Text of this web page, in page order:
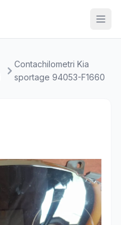
Contachilometri Kia
sportage 94053-F1660